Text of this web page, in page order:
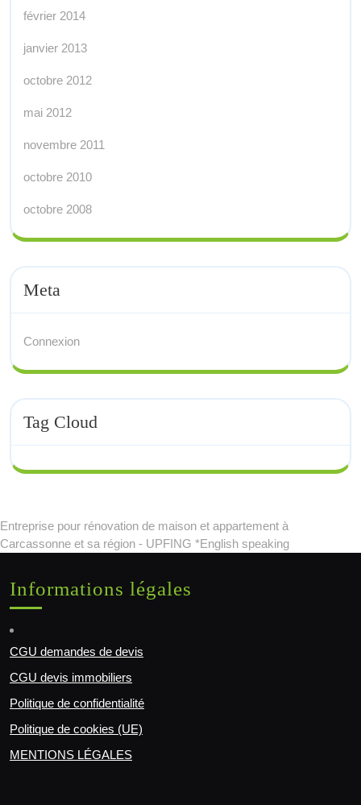
février 2014
janvier 2013
octobre 2012
mai 2012
novembre 2011
octobre 2010
octobre 2008
Meta
Connexion
Tag Cloud
Entreprise pour rénovation de maison et appartement à
Carcassonne et sa région - UPFING *English speaking
Informations légales
CGU demandes de devis
CGU devis immobiliers
Politique de confidentialité
Politique de cookies (UE)
MENTIONS LÉGALES